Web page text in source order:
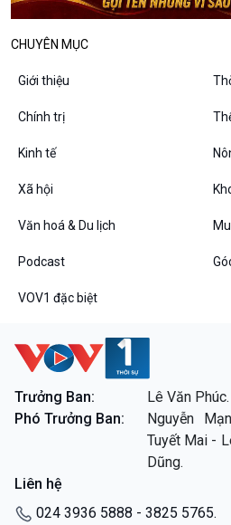
Podcast
VOV1 đặc biệt
Thanh âm ký sự
Chân dung cuộc sống
Các chương trình đặc biệt
CHUYÊN MỤC
Giới thiệu
Chính trị
Kinh tế
Xã hội
Văn hoá & Du lịch
Podcast
VOV1 đặc biệt
Trưởng Ban:
Lê Văn Phúc.
Phó Trưởng Ban:
Nguyễn
Tuyết Mai -
Dũng.
Liên hệ
024 3936 5888 - 3825 5765.